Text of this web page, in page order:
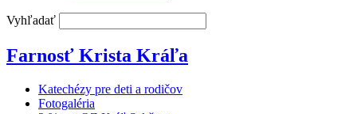
Vyhľadať
Farnosť Krista Kráľa
Katechézy pre deti a rodičov
Fotogaléria